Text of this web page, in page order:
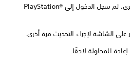
ابدأ تشغيل اللعبة مرة أخرى، ثم سجل الدخول إلى PlayStation®‎
على الشاشة لإجراء التحديث مرة أخرى.
المحاولة لاحقًا.